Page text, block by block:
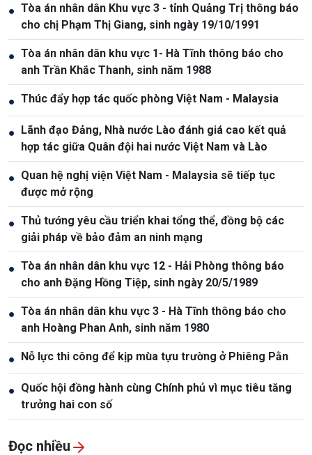
● Tòa án nhân dân Khu vực 3 - tỉnh Quảng Trị thông báo
cho chị Phạm Thị Giang, sinh ngày 19/10/1991
● Tòa án nhân dân khu vực 1- Hà Tĩnh thông báo cho
anh Trần Khắc Thanh, sinh năm 1988
● Thúc đẩy hợp tác quốc phòng Việt Nam - Malaysia
● Lãnh đạo Đảng, Nhà nước Lào đánh giá cao kết quả
hợp tác giữa Quân đội hai nước Việt Nam và Lào
● Quan hệ nghị viện Việt Nam - Malaysia sẽ tiếp tục
được mở rộng
● Thủ tướng yêu cầu triển khai tổng thể, đồng bộ các
giải pháp về bảo đảm an ninh mạng
● Tòa án nhân dân khu vực 12 - Hải Phòng thông báo
cho anh Đặng Hồng Tiệp, sinh ngày 20/5/1989
● Tòa án nhân dân khu vực 3 - Hà Tĩnh thông báo cho
anh Hoàng Phan Anh, sinh năm 1980
● Nỗ lực thi công để kịp mùa tựu trường ở Phiêng Pằn
● Quốc hội đồng hành cùng Chính phủ vì mục tiêu tăng
trưởng hai con số
Đọc nhiều